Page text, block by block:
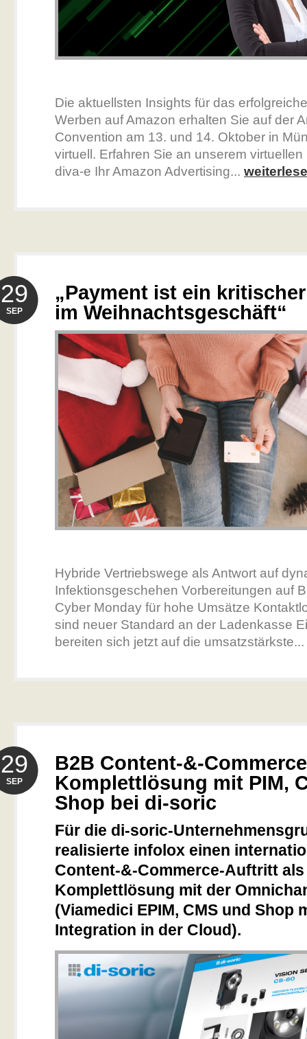
Die aktuellsten Insights für das
Werben auf Amazon erhalten Sie auf der
Convention am 13. und 14. Oktober in
virtuell. Erfahren Sie an unserem virtuellen
diva-e Ihr Amazon Advertising...
„Payment ist ein
im Weihnachtsgeschäft“
29
SEP
Hybride Vertriebswege als Antwort auf
Infektionsgeschehen Vorbereitungen auf
Cyber Monday für hohe Umsätze
sind neuer Standard an der Ladenkasse
bereiten sich jetzt auf die umsatzstärkste...
B2B Content-&-
Komplettlösung mit PIM,
Shop bei di-soric
29
SEP
Für die di-soric-
realisierte infolox einen
Content-&-Commerce-Auftritt als
Komplettlösung mit der
(Viamedici EPIM, CMS und Shop
Integration in der Cloud).